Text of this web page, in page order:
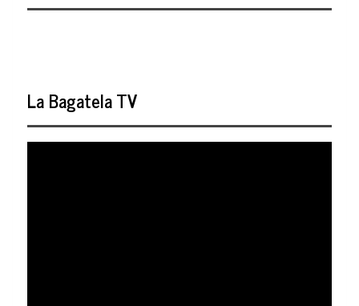
La Bagatela TV